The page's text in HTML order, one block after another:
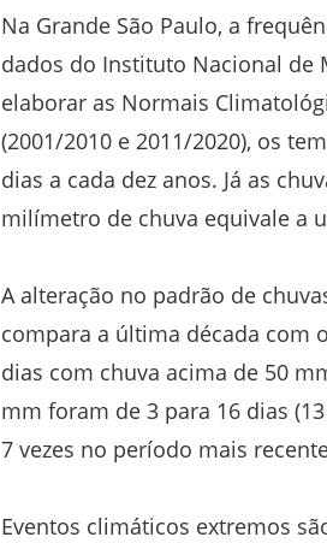
Na Grande São Paulo, a
dados do Instituto Nacional de
elaborar as Normais
(2001/2010 e 2011/2020), os
dias a cada dez anos. Já as
milímetro de chuva equivale a
A alteração no padrão de
compara a última década com
dias com chuva acima de 50
mm foram de 3 para 16 dias
7 vezes no período mais
Eventos climáticos extremos